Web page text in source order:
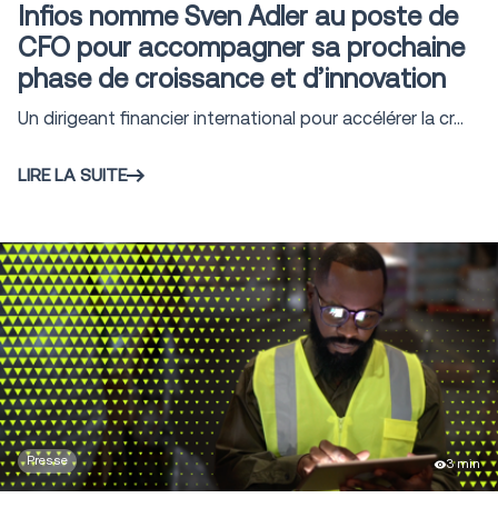
Infios nomme Sven Adler au poste de
CFO pour accompagner sa prochaine
phase de croissance et d’innovation
Un dirigeant financier international pour accélérer la cr...
LIRE LA SUITE
Presse 3 min